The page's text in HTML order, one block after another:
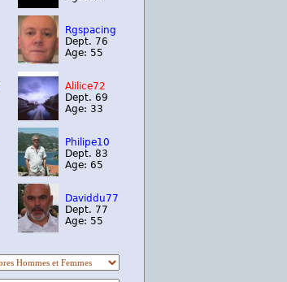
Rgspacing
Dept. 76
Age: 55
Alilice72
Dept. 69
Age: 33
Philipe10
Dept. 83
Age: 65
Daviddu77
Dept. 77
Age: 55